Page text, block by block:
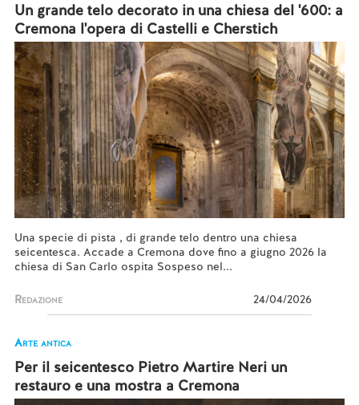
Un grande telo decorato in una chiesa del '600: a
Cremona l'opera di Castelli e Cherstich
Una specie di pista , di grande telo dentro una chiesa
seicentesca. Accade a Cremona dove fino a giugno 2026 la
chiesa di San Carlo ospita Sospeso nel...
Redazione 24/04/2026
Arte antica
Per il seicentesco Pietro Martire Neri un
restauro e una mostra a Cremona